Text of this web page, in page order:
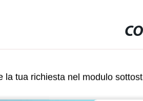
la tua richiesta nel modulo